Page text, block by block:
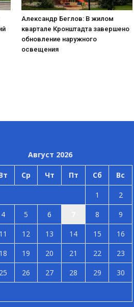
Александр Беглов: В жилом
квартале Кронштадта завершено
обновление наружного
освещения
Август 2026
Ср Чт Пт Сб Вс
1
2
4 5 6 8
9
11 12 13 14 15
16
18 19 20 21 22
23
25 26 27 28 29
30